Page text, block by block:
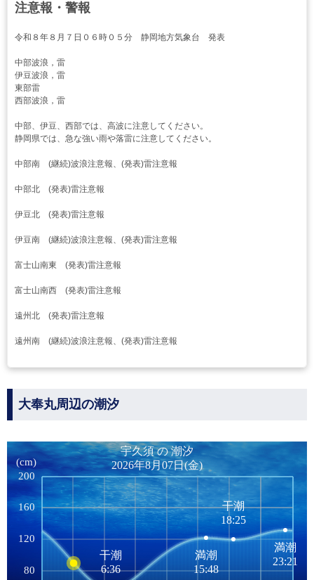
注意報・警報
令和８年８月７日０６時０５分 静岡地方気象台 発表
中部波浪，雷
伊豆波浪，雷
東部雷
西部波浪，雷
中部、伊豆、西部では、高波に注意してください。
静岡県では、急な強い雨や落雷に注意してください。
中部南 (継続)波浪注意報、(発表)雷注意報
中部北 (発表)雷注意報
伊豆北 (発表)雷注意報
伊豆南 (継続)波浪注意報、(発表)雷注意報
富士山南東 (発表)雷注意報
富士山南西 (発表)雷注意報
遠州北 (発表)雷注意報
遠州南 (継続)波浪注意報、(発表)雷注意報
大奉丸周辺の潮汐